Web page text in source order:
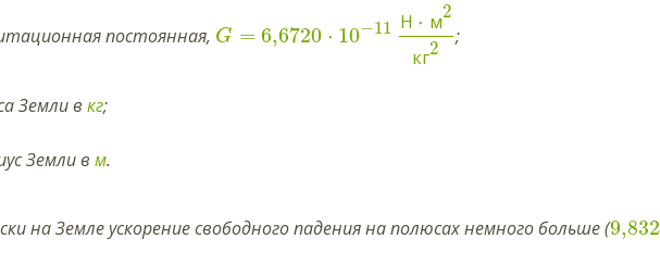
постоянная, G = 6,6720 ⋅ 10−11 Н ⋅ м2
кг2
;
Земли вкг;
Земли вм.
на Земле ускорение свободного падения на полюсах немного больше (9,832